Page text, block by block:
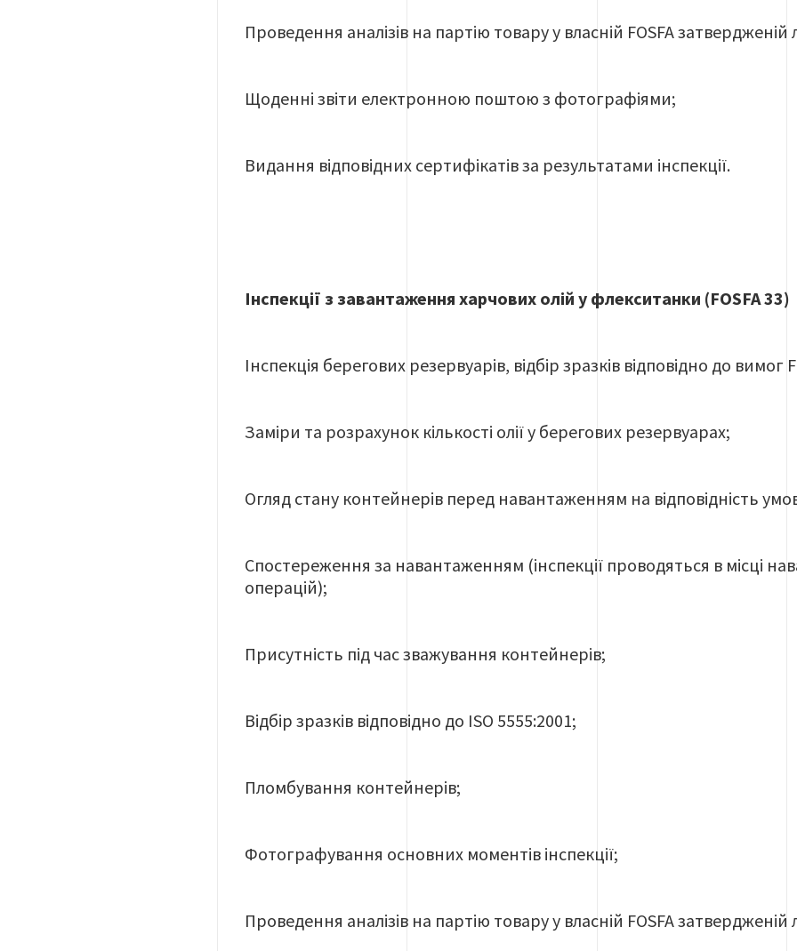
Проведення аналізів на партію товару у власній FOSFA затвердженій
Щоденні звіти електронною поштою з фотографіями;
Видання відповідних сертифікатів за результатами інспекції.
Інспекції з завантаження харчових олій у флекситанки (FOSFA 33)
Інспекція берегових резервуарів, відбір зразків відповідно до вимог
Заміри та розрахунок кількості олії у берегових резервуарах;
Огляд стану контейнерів перед навантаженням на відповідність умов
Спостереження за навантаженням (інспекції проводяться в місці
операцій);
Присутність під час зважування контейнерів;
Відбір зразків відповідно до ISO 5555:2001;
Пломбування контейнерів;
Фотографування основних моментів інспекції;
Проведення аналізів на партію товару у власній FOSFA затвердженій